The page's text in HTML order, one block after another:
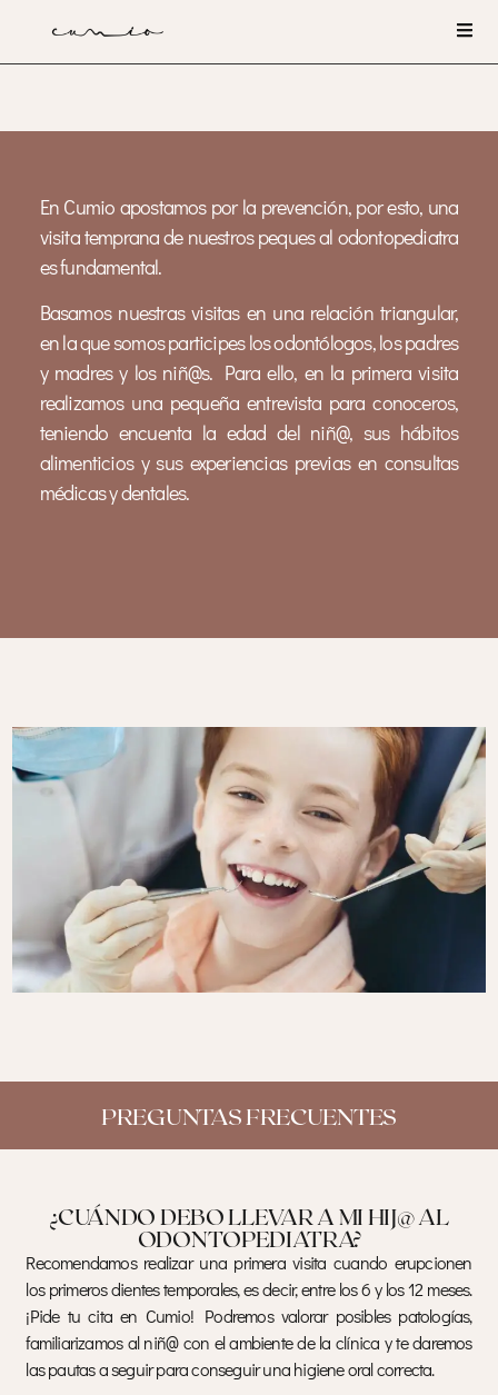
En Cumio apostamos por la prevención, por esto, una
visita temprana de nuestros peques al odontopediatra
es fundamental.
Basamos nuestras visitas en una relación triangular,
en la que somos participes los odontólogos, los padres
y madres y los niñ@s. Para ello, en la primera visita
realizamos una pequeña entrevista para conoceros,
teniendo encuenta la edad del niñ@, sus hábitos
alimenticios y sus experiencias previas en consultas
médicas y dentales.
PREGUNTAS FRECUENTES
¿CUÁNDO DEBO LLEVAR A MI HIJ@ AL
ODONTOPEDIATRA?
Recomendamos realizar una primera visita cuando erupcionen
los primeros dientes temporales, es decir, entre los 6 y los 12 meses.
¡Pide tu cita en Cumio! Podremos valorar posibles patologías,
familiarizamos al niñ@ con el ambiente de la clínica y te daremos
las pautas a seguir para conseguir una higiene oral correcta.